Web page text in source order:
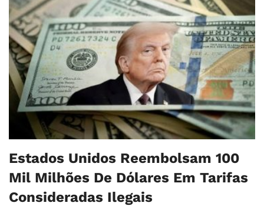
Estados Unidos Reembolsam 100
Mil Milhões De Dólares Em Tarifas
Consideradas Ilegais